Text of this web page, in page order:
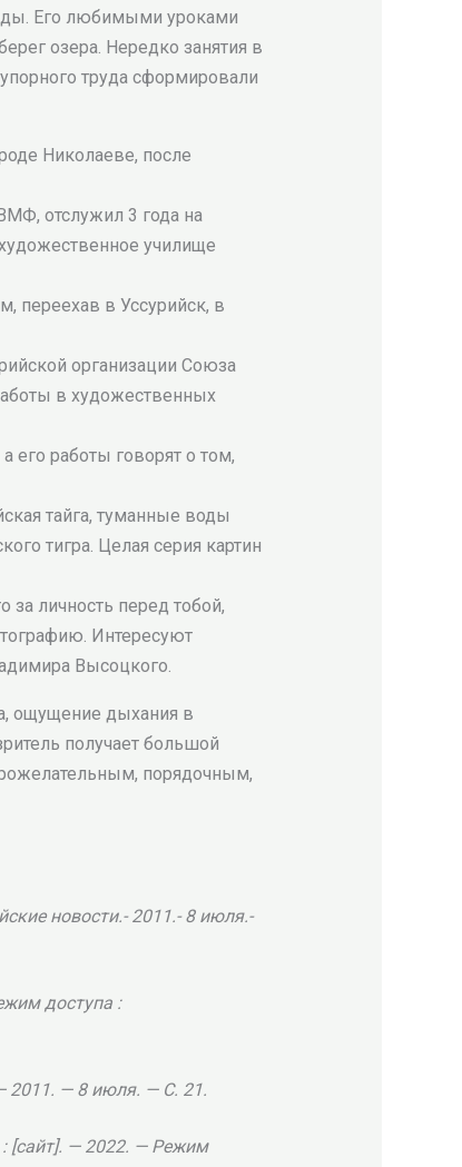
Его любимыми уроками
озера. Нередко занятия в
труда сформировали
Николаеве, после
отслужил 3 года на
училище
переехав в Уссурийск, в
организации Союза
в художественных
его работы говорят о том,
тайга, туманные воды
тигра. Целая серия картин
за личность перед тобой,
Интересуют
Высоцкого.
ощущение дыхания в
получает большой
порядочным,
новости.- 2011.- 8 июля.-
доступа :
2011. — 8 июля. — С. 21.
[сайт]. — 2022. — Режим